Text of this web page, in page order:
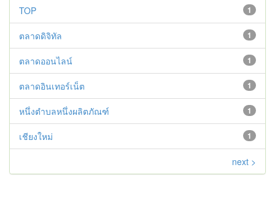
1
TOP
1
ตลาดดิจิทัล
1
ตลาดออนไลน์
1
ตลาดอินเทอร์เน็ต
1
หนึ่งตำบลหนึ่งผลิตภัณฑ์
1
เชียงใหม่
next >